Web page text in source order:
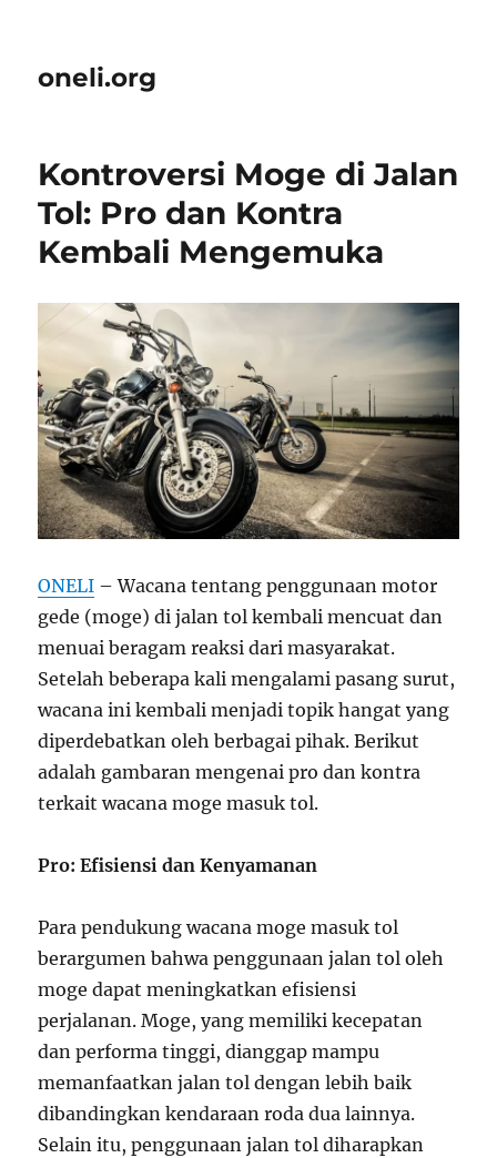
oneli.org
Kontroversi Moge di Jalan
Tol: Pro dan Kontra
Kembali Mengemuka
ONELI – Wacana tentang penggunaan motor
gede (moge) di jalan tol kembali mencuat dan
menuai beragam reaksi dari masyarakat.
Setelah beberapa kali mengalami pasang surut,
wacana ini kembali menjadi topik hangat yang
diperdebatkan oleh berbagai pihak. Berikut
adalah gambaran mengenai pro dan kontra
terkait wacana moge masuk tol.
Pro: Efisiensi dan Kenyamanan
Para pendukung wacana moge masuk tol
berargumen bahwa penggunaan jalan tol oleh
moge dapat meningkatkan efisiensi
perjalanan. Moge, yang memiliki kecepatan
dan performa tinggi, dianggap mampu
memanfaatkan jalan tol dengan lebih baik
dibandingkan kendaraan roda dua lainnya.
Selain itu, penggunaan jalan tol diharapkan